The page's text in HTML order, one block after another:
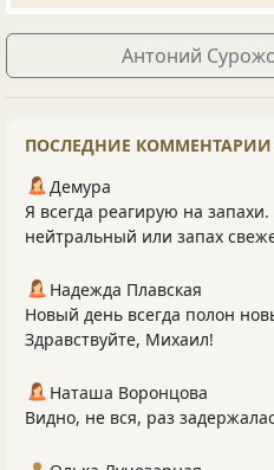
Антоний
ПОСЛЕДНИЕ КОММЕНТАРИИ
Демура
Я всегда реагирую на
нейтральный или запах
Надежда Плавская
Новый день всегда полон
Здравствуйте, Михаил!
Наташа Воронцова
Видно, не вся, раз